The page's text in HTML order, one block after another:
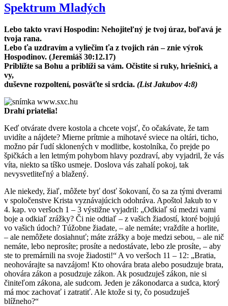
Spektrum Mladých
Lebo takto vraví Hospodin: Nehojiteľný je tvoj úraz, boľavá je
tvoja rana.
Lebo ťa uzdravím a vyliečim ťa z tvojich rán – znie výrok
Hospodinov. (Jeremiáš 30:12.17)
Priblížte sa Bohu a priblíži sa vám. Očistite si ruky, hriešnici, a
vy,
duševne rozpoltení, posväťte si srdcia. (List Jakubov 4:8)
Drahí priatelia!
Keď otvárate dvere kostola a chcete vojsť, čo očakávate, že tam
uvidíte a nájdete? Mierne prítmie a mihotavé sviece na oltári, ticho,
možno pár ľudí sklonených v modlitbe, kostolníka, čo prejde po
špičkách a len letmým pohybom hlavy pozdraví, aby vyjadril, že vás
víta, niekto sa tíško usmeje. Doslova vás zahalí pokoj, tak
nevysvetliteľný a blažený.
Ale niekedy, žiaľ, môžete byť dosť šokovaní, čo sa za tými dverami
v spoločenstve Krista vyznávajúcich odohráva. Apoštol Jakub to v
4. kap. vo veršoch 1 – 3 výstižne vyjadril: „Odkiaľ sú medzi vami
boje a odkiaľ zrážky? Či nie odtiaľ – z vašich žiadostí, ktoré bojujú
vo vašich údoch? Túžobne žiadate, – ale nemáte; vraždíte a horlite,
– ale nemôžete dosiahnuť; máte zrážky a boje medzi sebou, – ale nič
nemáte, lebo neprosíte; prosíte a nedostávate, lebo zle prosíte, – aby
ste to premárnili na svoje žiadosti!“ A vo veršoch 11 – 12: „Bratia,
neohovárajte sa navzájom! Kto ohovára brata alebo posudzuje brata,
ohovára zákon a posudzuje zákon. Ak posudzuješ zákon, nie si
činiteľom zákona, ale sudcom. Jeden je zákonodarca a sudca, ktorý
má moc zachovať i zatratiť. Ale ktože si ty, čo posudzuješ
blížneho?“